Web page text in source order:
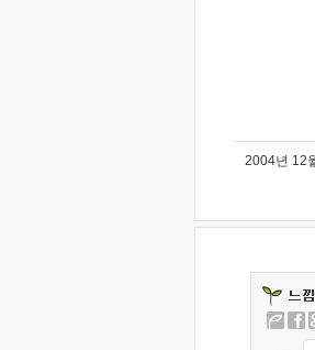
2004년 12